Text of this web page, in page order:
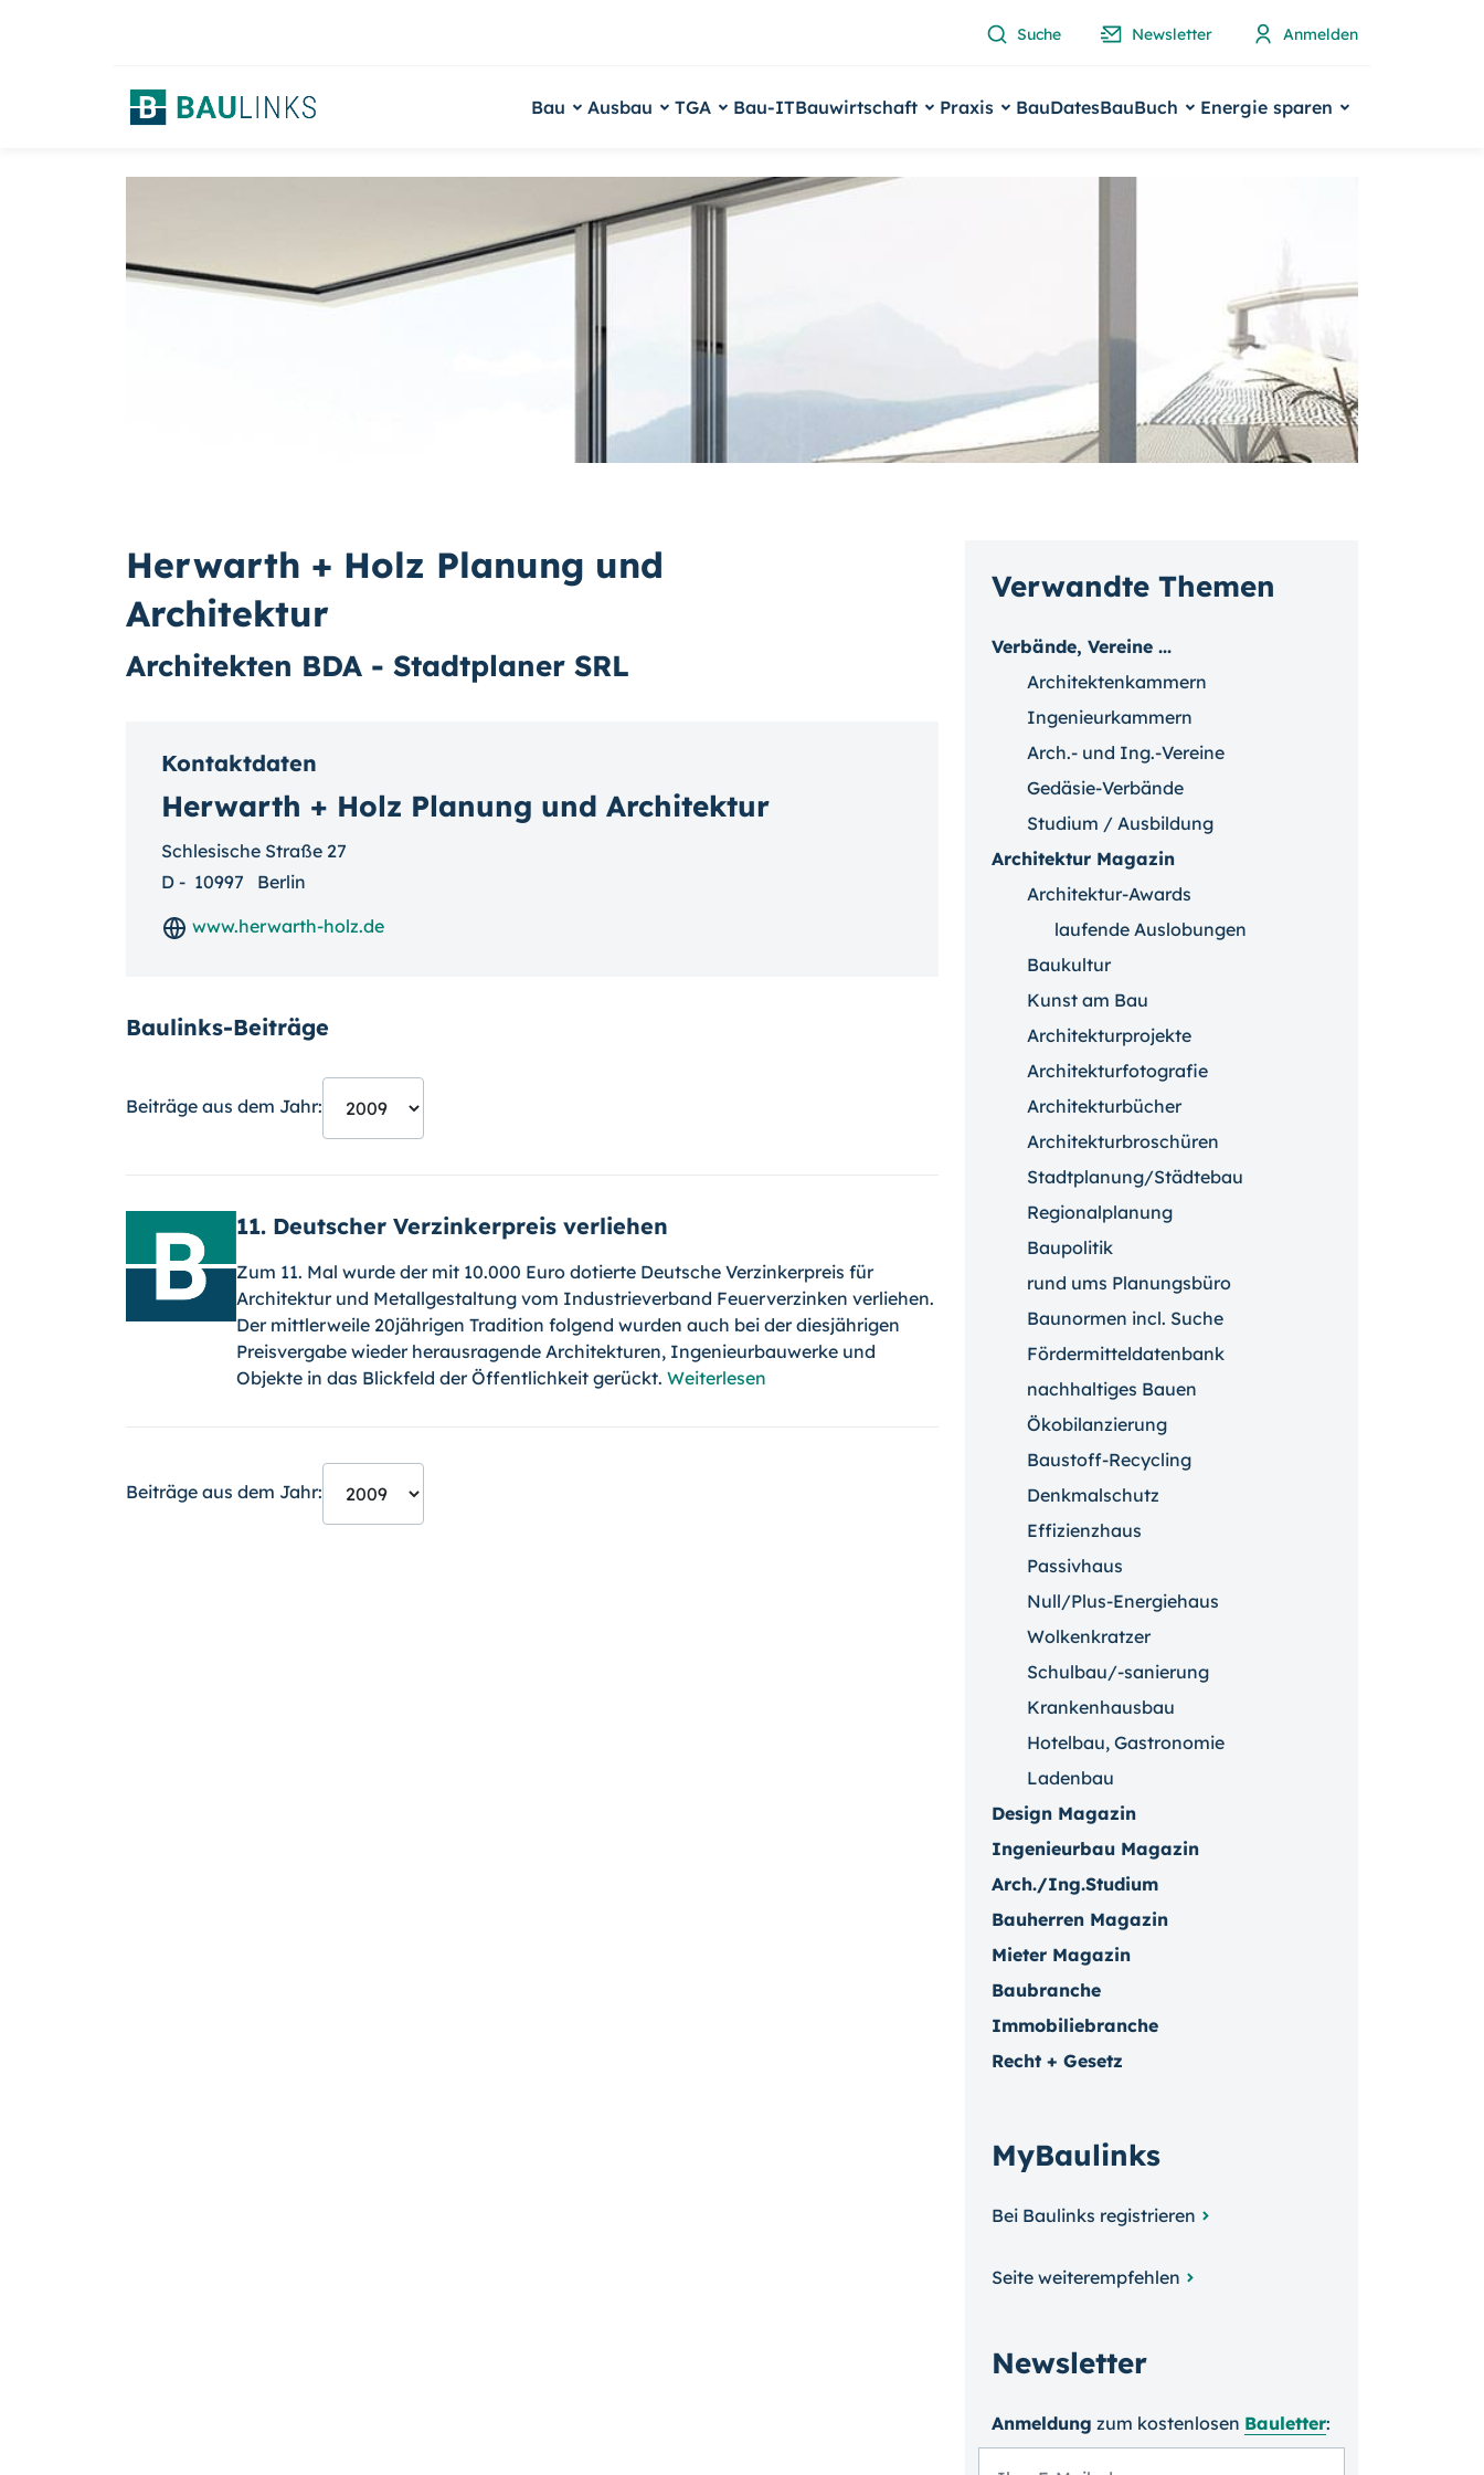
Suche Newsletter Anmelden
Bau Ausbau TGA Bau-ITBauwirtschaft Praxis BauDatesBauBuch Energie sparen
Herwarth + Holz Planung und
Architektur
Architekten BDA - Stadtplaner SRL
Kontaktdaten
Herwarth + Holz Planung und Architektur
Schlesische Straße 27
D - 10997
Berlin
www.herwarth-holz.de
Baulinks-Beiträge
Beiträge aus dem Jahr:
11. Deutscher Verzinkerpreis verliehen
Zum 11. Mal wurde der mit 10.000 Euro dotierte Deutsche Verzinkerpreis für
Architektur und Metallgestaltung vom Industrieverband Feuerverzinken verliehen.
Der mittlerweile 20jährigen Tradition folgend wurden auch bei der diesjährigen
Preisvergabe wieder herausragende Architekturen, Ingenieurbauwerke und
Objekte in das Blickfeld der Öffentlichkeit gerückt. Weiterlesen
Beiträge aus dem Jahr:
Verwandte Themen
Verbände, Vereine ...
Architektenkammern
Ingenieurkammern
Arch.- und Ing.-Vereine
Gedäsie-Verbände
Studium / Ausbildung
Architektur Magazin
Architektur-Awards
laufende Auslobungen
Baukultur
Kunst am Bau
Architekturprojekte
Architekturfotografie
Architekturbücher
Architekturbroschüren
Stadtplanung/Städtebau
Regionalplanung
Baupolitik
rund ums Planungsbüro
Baunormen incl. Suche
Fördermitteldatenbank
nachhaltiges Bauen
Ökobilanzierung
Baustoff-Recycling
Denkmalschutz
Effizienzhaus
Passivhaus
Null/Plus-Energiehaus
Wolkenkratzer
Schulbau/-sanierung
Krankenhausbau
Hotelbau, Gastronomie
Ladenbau
Design Magazin
Ingenieurbau Magazin
Arch./Ing.Studium
Bauherren Magazin
Mieter Magazin
Baubranche
Immobiliebranche
Recht + Gesetz
MyBaulinks
Bei Baulinks registrieren
Seite weiterempfehlen
Newsletter
Anmeldung zum kosten­losen Bauletter: